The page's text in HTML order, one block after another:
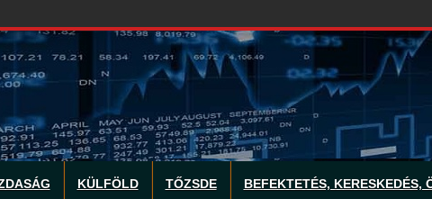
KÜLFÖLD TŐZSDE BEFEKTETÉS, KERESKEDÉS,